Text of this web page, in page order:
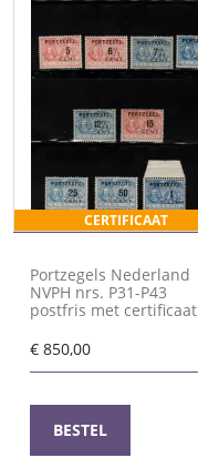
CERTIFICAAT
Portzegels Nederland
NVPH nrs. P31-P43
postfris met certificaat
€ 850,00
BESTEL